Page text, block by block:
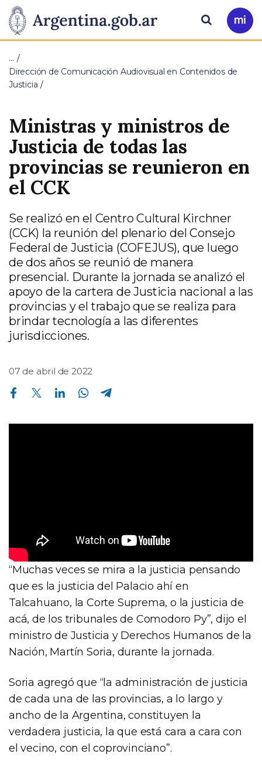
Presidencia
de
la
Pasar al contenido principal
Ir
a
Buscar
…
Dirección de Comunicación Audiovisual en Contenidos de
Justicia
Ministras y ministros de
Justicia de todas las
provincias se reunieron en
el CCK
Se realizó en el Centro Cultural Kirchner
(CCK) la reunión del plenario del Consejo
Federal de Justicia (COFEJUS), que luego
de dos años se reunió de manera
presencial. Durante la jornada se analizó el
apoyo de la cartera de Justicia nacional a las
provincias y el trabajo que se realiza para
brindar tecnología a las diferentes
jurisdicciones.
07 de abril de 2022
Compartir en Facebook Compartir en Twitter Compartir en Linkedin Compartir en Whatsapp
“Muchas veces se mira a la justicia pensando
que es la justicia del Palacio ahí en
Talcahuano, la Corte Suprema, o la justicia de
acá, de los tribunales de Comodoro Py”, dijo el
ministro de Justicia y Derechos Humanos de la
Nación, Martín Soria, durante la jornada.
Soria agregó que “la administración de justicia
de cada una de las provincias, a lo largo y
ancho de la Argentina, constituyen la
verdadera justicia, la que está cara a cara con
el vecino, con el coprovinciano”.